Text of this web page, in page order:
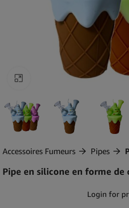
Accessoires Fumeurs Pipes
Pipe en silicone en forme de
Login for